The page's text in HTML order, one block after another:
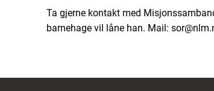
Ta gjerne kontakt med
barnehage vil låne han. Mail: